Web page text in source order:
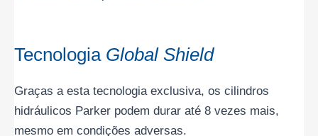
Tecnologia Global Shield
Graças a esta tecnologia exclusiva, os cilindros
hidráulicos Parker podem durar até 8 vezes mais,
mesmo em condições adversas.